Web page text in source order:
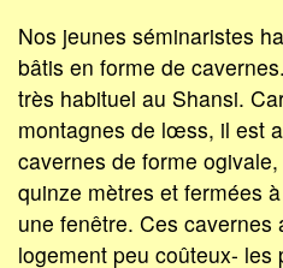
Nos jeunes séminaristes
bâtis en forme de
très habituel au Shansi.
monta­gnes de lœss, il est
cavernes de forme
quinze mètres et fermées
une fenêtre. Ces
logement peu coûteux- les